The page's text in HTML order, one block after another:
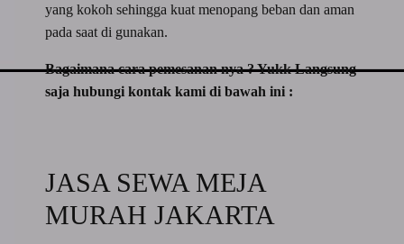
yang kokoh sehingga kuat menopang beban dan aman
pada saat di gunakan.
Bagaimana cara pemesanan nya ? Yukk Langsung
saja hubungi kontak kami di bawah ini :
JASA SEWA MEJA
MURAH JAKARTA